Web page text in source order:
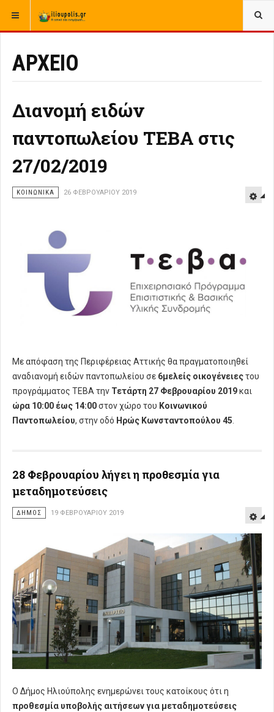
ΒΡΊΣΚΕΣΤΕ ΕΔΏ: ΑΡΧΙΚΉ
ΑΡΧΕΙΟ
Διανομή ειδών
παντοπωλείου ΤΕΒΑ στις
27/02/2019
ΚΟΙΝΩΝΙΚΑ 26 ΦΕΒΡΟΥΑΡΊΟΥ 2019
Με απόφαση της Περιφέρειας Αττικής θα πραγματοποιηθεί
αναδιανομή ειδών παντοπωλείου σε 6μελείς οικογένειεςτου
προγράμματος ΤΕΒΑ την Τετάρτη 27 Φεβρουαρίου 2019και
ώρα 10:00 έως 14:00στον χώρο του Κοινωνικού
Παντοπωλείου, στην οδό Ηρώς Κωνσταντοπούλου 45.
28 Φεβρουαρίου λήγει η προθεσμία για
μεταδημοτεύσεις
ΔΗΜΟΣ 19 ΦΕΒΡΟΥΑΡΊΟΥ 2019
Ο Δήμος Ηλιούπολης ενημερώνει τους κατοίκους ότι η
προθεσμία υποβολής αιτήσεων για μεταδημοτεύσεις